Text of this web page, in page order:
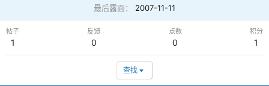
最后露面
2007-11-11
帖子
1
反馈
0
点数
0
积分
1
查找